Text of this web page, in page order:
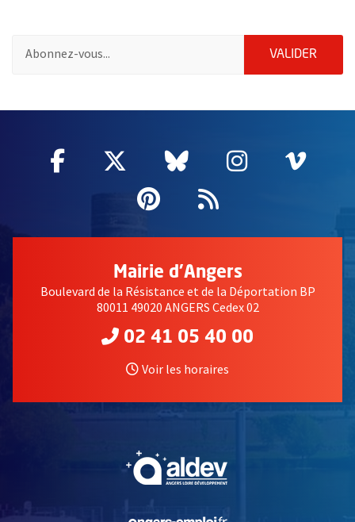
VALIDER
Facebook
, Ouvre une nouvelle fenêtre
Twitter
, Ouvre une nouvelle
Bluesky
, Ouvre une
Instagram
, Ouvre
,
Pinterest
, Ouvre une
Flux RSS
Mairie d'Angers
Boulevard de la Résistance et de la Déportation BP
80011 49020 ANGERS Cedex 02
02 41 05 40 00
Voir les horaires